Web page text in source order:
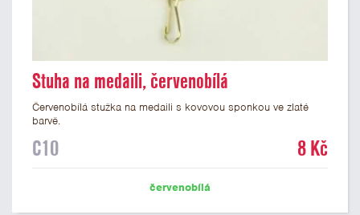
Stuha na medaili, červenobílá
Červenobílá stužka na medaili s kovovou sponkou ve zlaté
barvě.
C10 8 Kč
červenobílá